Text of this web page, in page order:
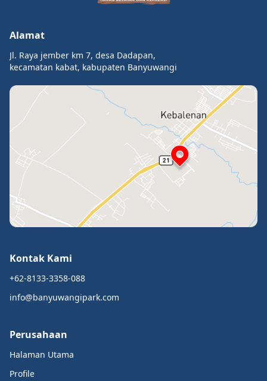
Alamat
Jl. Raya jember km 7, desa Dadapan,
kecamatan kabat, kabupaten Banyuwangi
Kontak Kami
+62-8133-3358-088
info@banyuwangipark.com
Perusahaan
Halaman Utama
Profile